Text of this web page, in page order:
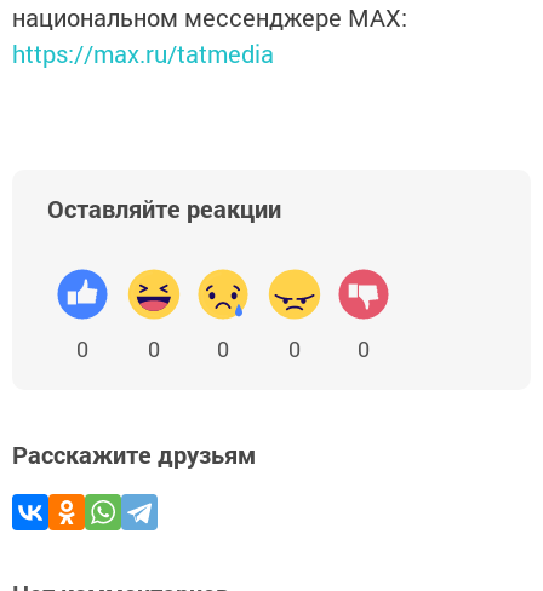
национальном мессенджере MАХ:
https://max.ru/tatmedia
Оставляйте реакции
0 0 0 0 0
Расскажите друзьям